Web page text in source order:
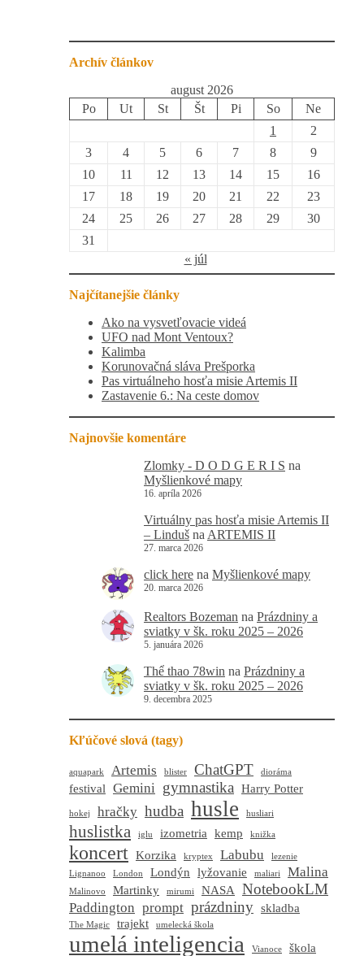
Archív článkov
august 2026
Po
Ut St Št Pi So
Ne
1
2
3
4 5 6 7 8
9
10
11 12 13 14 15
16
17
18 19 20 21 22
23
24
25 26 27 28 29
30
31
« júl
Najčítanejšie články
Ako na vysvetľovacie videá
UFO nad Mont Ventoux?
Kalimba
Korunovačná sláva Prešporka
Pas virtuálneho hosťa misie Artemis II
Zastavenie 6.: Na ceste domov
Najnovšie komentáre
Zlomky - D O D G E R I S na
Myšlienkové mapy
16. apríla 2026
Virtuálny pas hosťa misie Artemis II
– Linduš naARTEMIS II
27. marca 2026
click here na Myšlienkové mapy
20. marca 2026
Realtors Bozeman na Prázdniny a
sviatky v šk. roku 2025 – 2026
5. januára 2026
Thể thao 78win na Prázdniny a
sviatky v šk. roku 2025 – 2026
9. decembra 2025
Kľúčové slová (tagy)
aquapark Artemis blister ChatGPT dioráma
festival Gemini gymnastika Harry Potter
hokej hračky hudba husle husliari
huslistka iglu izometria kemp knižka
koncert Korzika kryptex Labubu
lezenie
Lignanoo
London Londýn lyžovanie maliari Malina
Malinovo Martinky mirumi NASA NotebookLM
Paddington prompt prázdniny skladba
The Magic trajekt umelecká škola
umelá inteligencia Vianoce škola